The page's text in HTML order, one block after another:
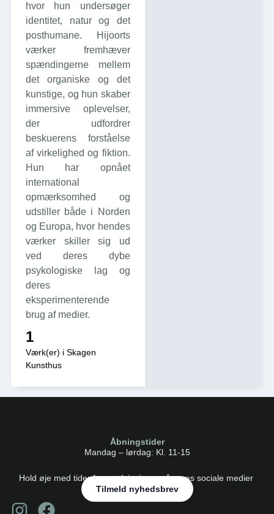
hvor hun undersøger
identitet, natur og det
posthumane. Hijoorts
værker fremhæver
spændingerne mellem
det organiske og det
kunstige, og hun skaber
immersive oplevelser,
der udfordrer
beskuerens forståelse
af virkelighed og fiktion.
Hun har opnået
international
opmærksomhed og
udstiller både i Norden
og Europa, hvor hendes
værker skiller sig ud
ved deres dybe
psykologiske lag og
deres
eksperimenterende
brug af medier.
1
Værk(er) i Skagen
Kunsthus
Åbningstider
Mandag – lørdag: Kl. 11-15
Hold øje med tider for rundvisninger på vores sociale medier
Tilmeld nyhedsbrev